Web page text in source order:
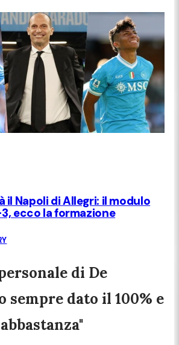
il Napoli di Allegri: il modulo
ecco la formazione
di De
sempre dato il 100% e